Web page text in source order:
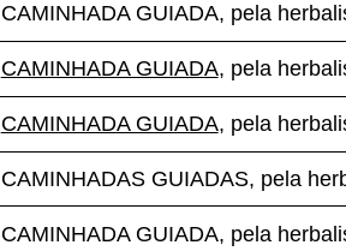
CAMINHADA GUIADA, pela
CAMINHADA GUIADA, pela
CAMINHADA GUIADA, pela
CAMINHADAS GUIADAS, pela
CAMINHADA GUIADA, pela